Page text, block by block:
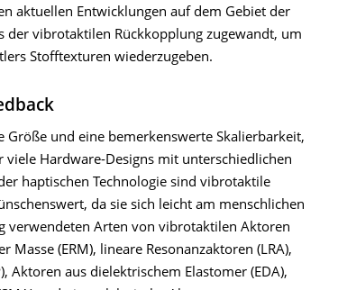
aktuellen Entwicklungen auf dem Gebiet der
vibrotaktilen Rückkopplung zugewandt, um
Stofftexturen wiederzugeben.
und eine bemerkenswerte Skalierbarkeit,
viele Hardware-Designs mit unterschiedlichen
haptischen Technologie sind vibrotaktile
da sie sich leicht am menschlichen
verwendeten Arten von vibrotaktilen Aktoren
(ERM), lineare Resonanzaktoren (LRA),
Aktoren aus dielektrischem Elastomer (EDA),